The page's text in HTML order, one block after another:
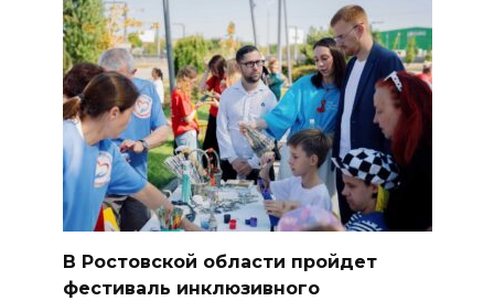
В Ростовской области пройдет
фестиваль инклюзивного